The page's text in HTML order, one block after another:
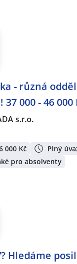
- různá
37 000 - 46 000
s.r.o.
000 Kč
Plný
pro absolventy
Hledáme